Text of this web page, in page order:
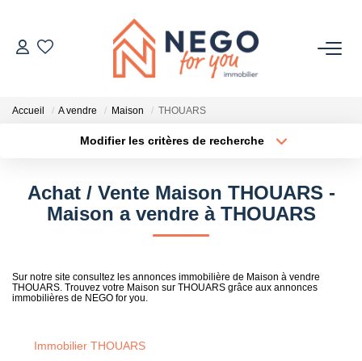
ACHETER
À PROPOS
Accueil A vendre Maison THOUARS
Modifier les critères de recherche
Sélectionnez...
Type de bien
Surface min
Créer une alerte
Achat / Vente Maison THOUARS -
Maison a vendre à THOUARS
Sur notre site consultez les annonces immobilière de Maison à vendre
THOUARS. Trouvez votre Maison sur THOUARS grâce aux annonces
immobilières de NEGO for you.
Immobilier THOUARS